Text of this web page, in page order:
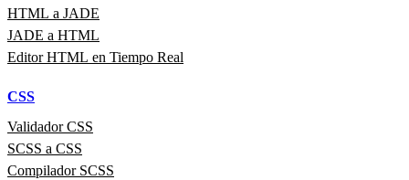
HTML a JADE
JADE a HTML
Editor HTML en Tiempo Real
CSS
Validador CSS
SCSS a CSS
Compilador SCSS